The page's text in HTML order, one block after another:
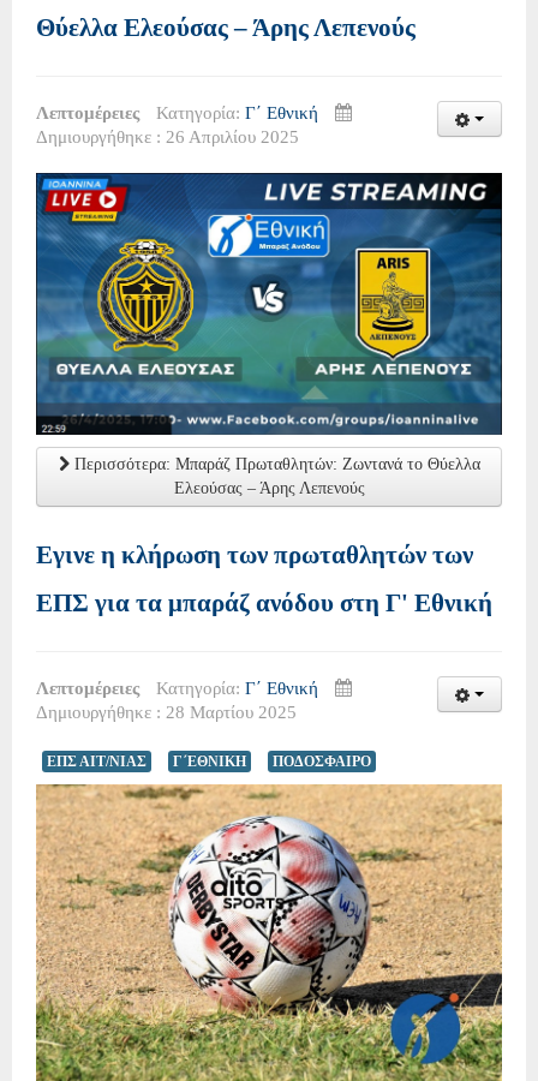
Θύελλα Ελεούσας – Άρης Λεπενούς
Λεπτομέρειες Κατηγορία: Γ΄ Εθνική
Δημιουργήθηκε : 26 Απριλίου 2025
Περισσότερα: Μπαράζ Πρωταθλητών: Ζωντανά το Θύελλα
Ελεούσας – Άρης Λεπενούς
Εγινε η κλήρωση των πρωταθλητών των
ΕΠΣ για τα μπαράζ ανόδου στη Γ' Εθνική
Λεπτομέρειες Κατηγορία: Γ΄ Εθνική
Δημιουργήθηκε : 28 Μαρτίου 2025
ΕΠΣ ΑΙΤ/ΝΙΑΣ Γ΄ΕΘΝΙΚΗ ΠΟΔΟΣΦΑΙΡΟ